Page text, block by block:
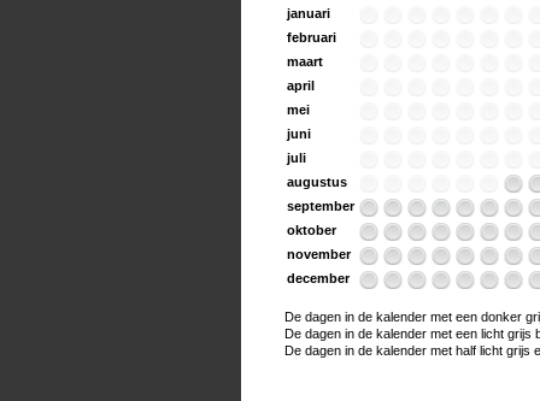
januari
februari
maart
april
mei
juni
juli
augustus
september
oktober
november
december
De dagen in de kalender met een donker
De dagen in de kalender met een licht grijs
De dagen in de kalender met half licht